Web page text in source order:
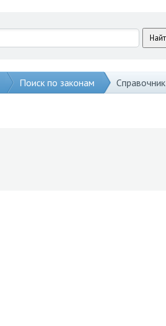
Поиск по законам Справочник